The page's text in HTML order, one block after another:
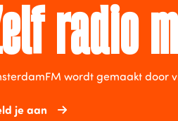
radio
wordt gemaakt door
je aan